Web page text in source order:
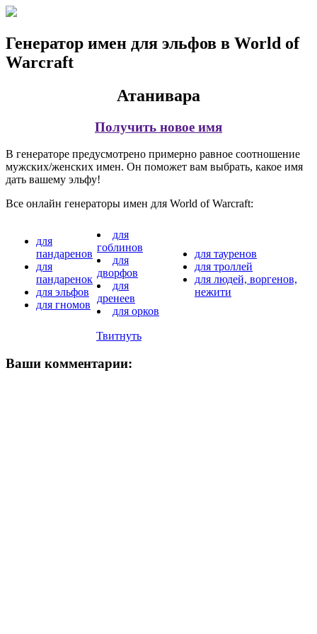
Генератор имен для эльфов в World of
Warcraft
Атанивара
Получить новое имя
В генераторе предусмотрено примерно равное соотношение
мужских/женских имен. Он поможет вам выбрать, какое имя
дать вашему эльфу!
Все онлайн генераторы имен для World of Warcraft:
для
пандаренов
для
пандаренок
для эльфов
для гномов
для
гоблинов
для
дворфов
для
дренеев
для орков
для тауренов
для троллей
для людей, воргенов,
нежити
Твитнуть
Ваши комментарии: